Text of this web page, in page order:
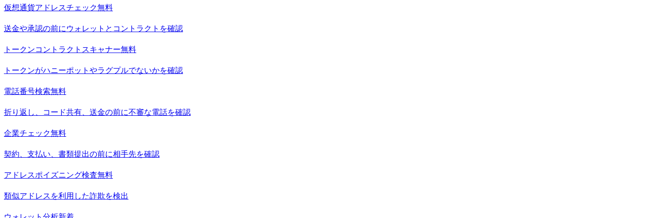
仮想通貨アドレスチェック無料
送金や承認の前にウォレットとコントラクトを確認
トークンコントラクトスキャナー無料
トークンがハニーポットやラグプルでないかを確認
電話番号検索無料
折り返し、コード共有、送金の前に不審な電話を確認
企業チェック無料
契約、支払い、書類提出の前に相手先を確認
アドレスポイズニング検査無料
類似アドレスを利用した詐欺を検出